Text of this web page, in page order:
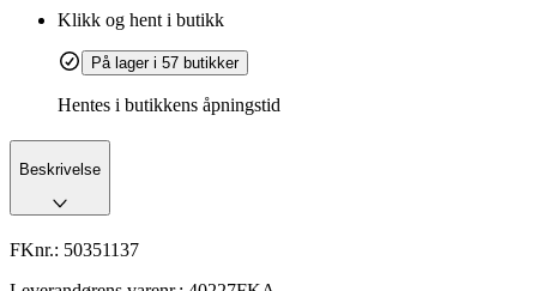
Klikk og hent i butikk
På lager i 57 butikker
Hentes i butikkens åpningstid
Beskrivelse
FKnr.: 50351137